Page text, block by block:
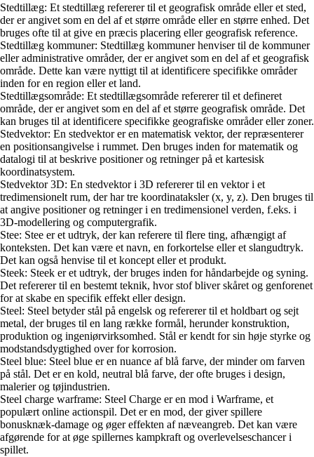
Stedtillæg: Et stedtillæg refererer til et geografisk område eller et sted,
der er angivet som en del af et større område eller en større enhed. Det
bruges ofte til at give en præcis placering eller geografisk reference.
Stedtillæg kommuner: Stedtillæg kommuner henviser til de kommuner
eller administrative områder, der er angivet som en del af et geografisk
område. Dette kan være nyttigt til at identificere specifikke områder
inden for en region eller et land.
Stedtillægsområde: Et stedtillægsområde refererer til et defineret
område, der er angivet som en del af et større geografisk område. Det
kan bruges til at identificere specifikke geografiske områder eller zoner.
Stedvektor: En stedvektor er en matematisk vektor, der repræsenterer
en positionsangivelse i rummet. Den bruges inden for matematik og
datalogi til at beskrive positioner og retninger på et kartesisk
koordinatsystem.
Stedvektor 3D: En stedvektor i 3D refererer til en vektor i et
tredimensionelt rum, der har tre koordinataksler (x, y, z). Den bruges til
at angive positioner og retninger i en tredimensionel verden, f.eks. i
3D-modellering og computergrafik.
Stee: Stee er et udtryk, der kan referere til flere ting, afhængigt af
konteksten. Det kan være et navn, en forkortelse eller et slangudtryk.
Det kan også henvise til et koncept eller et produkt.
Steek: Steek er et udtryk, der bruges inden for håndarbejde og syning.
Det refererer til en bestemt teknik, hvor stof bliver skåret og genforenet
for at skabe en specifik effekt eller design.
Steel: Steel betyder stål på engelsk og refererer til et holdbart og sejt
metal, der bruges til en lang række formål, herunder konstruktion,
produktion og ingeniørvirksomhed. Stål er kendt for sin høje styrke og
modstandsdygtighed over for korrosion.
Steel blue: Steel blue er en nuance af blå farve, der minder om farven
på stål. Det er en kold, neutral blå farve, der ofte bruges i design,
malerier og tøjindustrien.
Steel charge warframe: Steel Charge er en mod i Warframe, et
populært online actionspil. Det er en mod, der giver spillere
bonusknæk-damage og øger effekten af næveangreb. Det kan være
afgørende for at øge spillernes kampkraft og overlevelseschancer i
spillet.